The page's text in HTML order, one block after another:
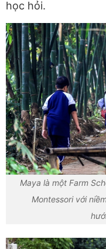
học hỏi.
Maya là một Farm
Montessori với